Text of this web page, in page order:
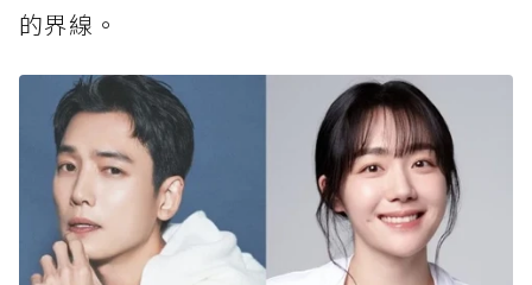
的界線。